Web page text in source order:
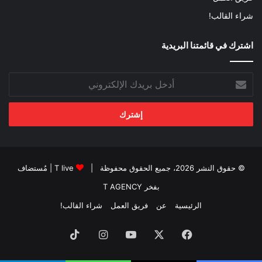
شراء القالب!
اشترك في قائمتنا البريدية
بريدك
الإلكتروني
© حقوق النشر 2026، جميع الحقوق محفوظة | T live | مُستضاف
بفخر T AGENCY
الرئيسية
عن فريق العمل شراء القالب!
فيسبوك ‫YouTubeانستقرام